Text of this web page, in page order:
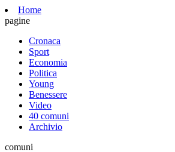
Home
pagine
Cronaca
Sport
Economia
Politica
Young
Benessere
Video
40 comuni
Archivio
comuni